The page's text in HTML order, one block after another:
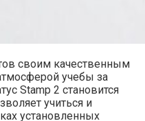
своим качественным
учебы за
Stamp 2 становится
учиться и
установленных